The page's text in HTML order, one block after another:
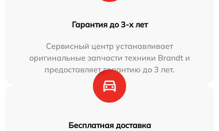
Гарантия до 3-х лет
Сервисный центр устанавливает
оригинальные запчасти техники Brandt и
предоставляет гарантию до 3 лет.
Бесплатная доставка